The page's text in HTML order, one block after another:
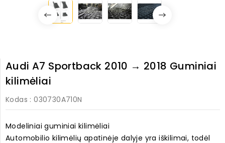
Audi A7 Sportback 2010 → 2018 Guminiai
kilimėliai
Kodas : 030730A710N
Modeliniai guminiai kilimėliai
Automobilio kilimėlių apatinėje dalyje yra iškilimai, todėl